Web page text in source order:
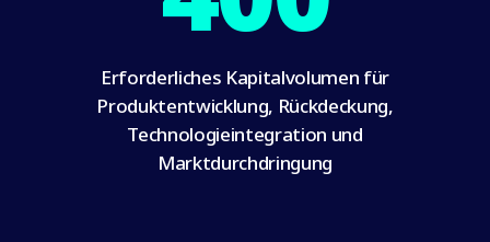
Erforderliches Kapitalvolumen für
Produktentwicklung, Rückdeckung,
Technologieintegration und
Marktdurchdringung